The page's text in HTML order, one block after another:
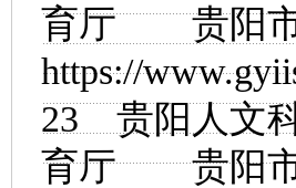
育厅
https://
23 贵阳人文
育厅